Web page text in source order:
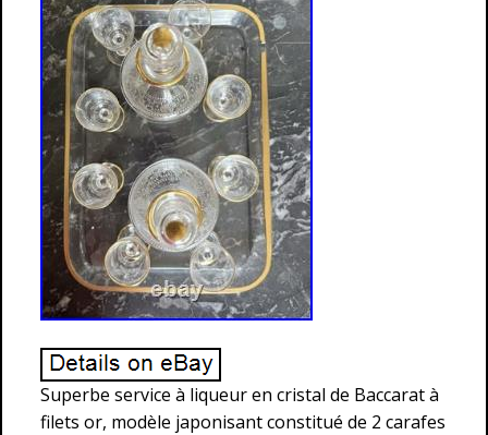
Superbe service à liqueur en cristal de Baccarat à
filets or, modèle japonisant constitué de 2 carafes